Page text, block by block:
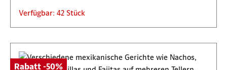
Verfügbar: 42 Stück
Rabatt -50%